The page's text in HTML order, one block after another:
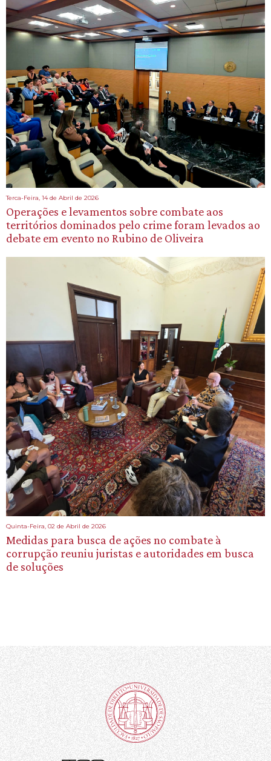
Terca-Feira, 14 de Abril de 2026
Operações e levamentos sobre combate aos
territórios dominados pelo crime foram levados ao
debate em evento no Rubino de Oliveira
Quinta-Feira, 02 de Abril de 2026
Medidas para busca de ações no combate à
corrupção reuniu juristas e autoridades em busca
de soluções